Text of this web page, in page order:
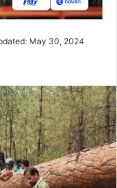
May 30, 2024